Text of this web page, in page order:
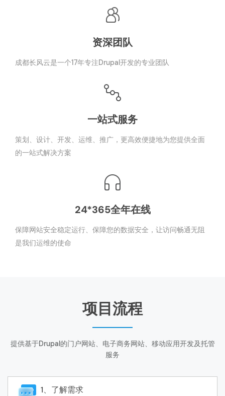
资深团队
成都长风云是一个17年专注Drupal开发的专业团队
一站式服务
策划、设计、开发、运维、推广，更高效便捷地为您提供全面
的一站式解决方案
24*365全年在线
保障网站安全稳定运行、保障您的数据安全，让访问畅通无阻
是我们运维的使命
项目流程
提供基于Drupal的门户网站、电子商务网站、移动应用开发及托管
服务
1、了解需求